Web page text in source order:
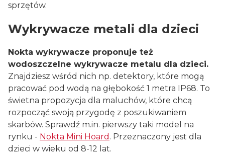
sprzętów.
Wykrywacze metali dla dzieci
Nokta wykrywacze proponuje też
wodoszczelne wykrywacze metalu dla dzieci.
Znajdziesz wśród nich np. detektory, które mogą
pracować pod wodą na głębokość 1 metra IP68. To
świetna propozycja dla maluchów, które chcą
rozpocząć swoją przygodę z poszukiwaniem
skarbów. Sprawdź m.in. pierwszy taki model na
rynku - Nokta Mini Hoard . Przeznaczony jest dla
dzieci w wieku od 8-12 lat.